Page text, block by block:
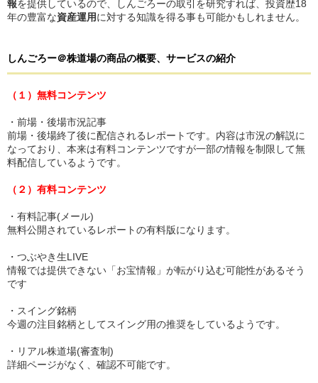
報を提供しているので、しんごろーの取引を研究すれば、投資歴18
年の豊富な資産運用に対する知識を得る事も可能かもしれません。
しんごろー＠株道場の商品の概要、サービスの紹介
（１）無料コンテンツ
・前場・後場市況記事
前場・後場終了後に配信されるレポートです。内容は市況の解説に
なっており、本来は有料コンテンツですが一部の情報を制限して無
料配信しているようです。
（２）有料コンテンツ
・有料記事(メール)
無料公開されているレポートの有料版になります。
・つぶやき生LIVE
情報では提供できない「お宝情報」が転がり込む可能性があるそう
です
・スイング銘柄
今週の注目銘柄としてスイング用の推奨をしているようです。
・リアル株道場(審査制)
詳細ページがなく、確認不可能です。